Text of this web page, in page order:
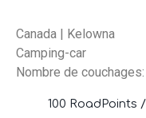
Canada | Kelowna
Camping-car
Nombre de couchages:
100 RoadPoints